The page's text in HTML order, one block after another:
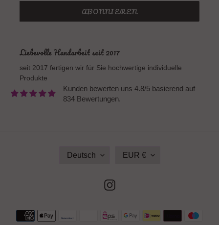
ABONNIEREN
Liebevolle Handarbeit seit 2017
seit 2017 fertigen wir für Sie hochwertige individuelle
Produkte
Kunden bewerten uns 4.8/5 basierend auf
834 Bewertungen.
Deutsch W
R
U
EUR €
Instagram
Zahlungsmethoden